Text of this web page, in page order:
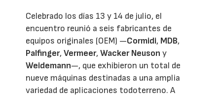
Celebrado los días 13 y 14 de julio, el
encuentro reunió a seis fabricantes de
equipos originales (OEM) —Cormidi, MDB,
Palfinger,Vermeer,Wacker Neuson y
Weidemann—, que exhibieron un total de
nueve máquinas destinadas a una amplia
variedad de aplicaciones todoterreno. A